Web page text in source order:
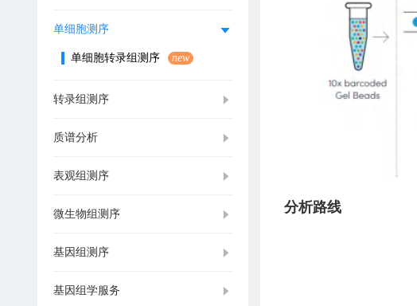
单细胞测序
单细胞转录组测序 new
转录组测序
质谱分析
表观组测序
微生物组测序
基因组测序
基因组学服务
分析路线